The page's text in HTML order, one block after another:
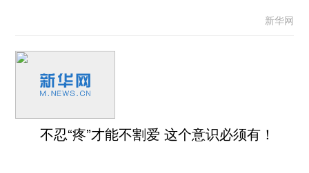
新华网
不忍“疼”才能不割爱 这个意识必须有！